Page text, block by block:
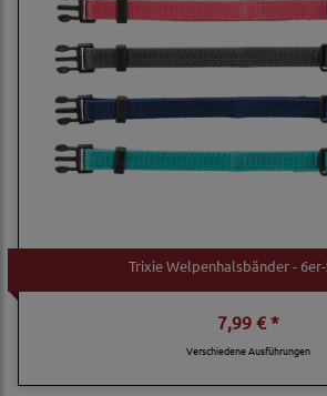
Trixie Welpenhalsbänder -
7,99 € *
Verschiedene Ausführungen